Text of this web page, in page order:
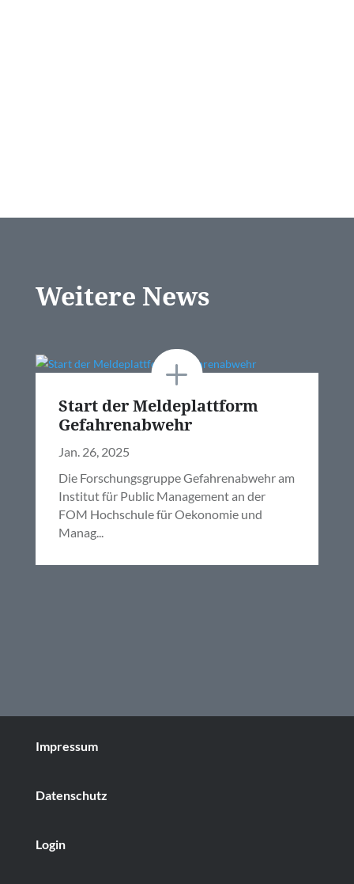
Weitere News
Start der Meldeplattform
Gefahrenabwehr
Jan. 26, 2025
Die Forschungsgruppe Gefahrenabwehr am
Institut für Public Management an der
FOM Hochschule für Oekonomie und
Manag...
Impressum
Datenschutz
Login